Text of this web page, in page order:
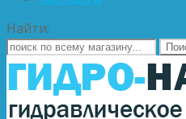
Найти: